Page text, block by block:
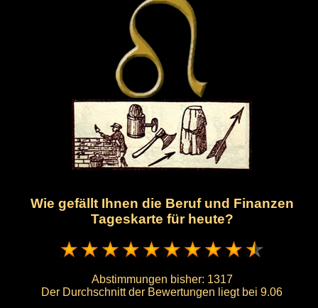
Wie gefällt Ihnen die Beruf und Finanzen
Tageskarte für heute?
Abstimmungen bisher: 1317
Der Durchschnitt der Bewertungen liegt bei 9.06